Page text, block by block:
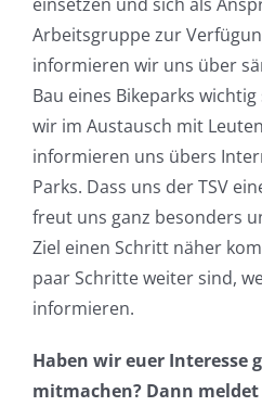
Arbeitsgruppe zur
informieren wir uns über
Bau eines Bikeparks
wir im Austausch mit
informieren uns übers
Parks. Dass uns der TSV
freut uns ganz besonders
Ziel einen Schritt näher
paar Schritte weiter sind,
informieren.
Haben wir euer Interesse
mitmachen? Dann